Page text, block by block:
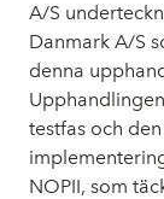
A/S
Danmark A/S
denna
testfas och
NOPII, som